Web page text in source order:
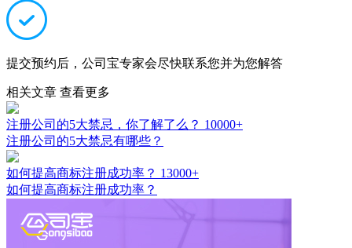
提交预约后，公司宝专家会尽快联系您并为您解答
相关文章 查看更多
注册公司的5大禁忌，你了解了么？ 10000+
注册公司的5大禁忌有哪些？
如何提高商标注册成功率？ 13000+
如何提高商标注册成功率？